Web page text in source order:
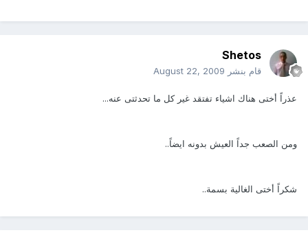
Shetos
قام بنشر August 22, 2009
عذراً أختى هناك اشياء تفتقد غير كل ما تحدثتى عنه...
ومن الصعب جداً العيش بدونه ايضاً..
شكراً أختى الغالية بسمة..